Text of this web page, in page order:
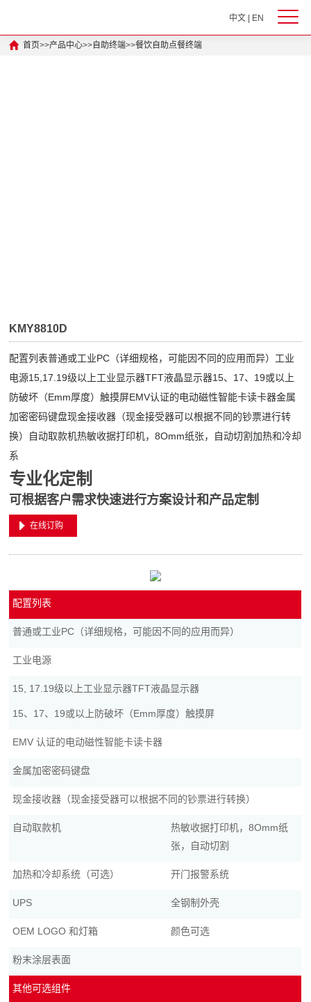
中文| EN
首页>>产品中心>>自助终端>>餐饮自助点餐终端
KMY8810D
配置列表普通或工业PC（详细规格，可能因不同的应用而异）工业
电源15,17.19级以上工业显示器TFT液晶显示器15、17、19或以上
防破坏（Emm厚度）触摸屏EMV认证的电动磁性智能卡读卡器金属
加密密码键盘现金接收器（现金接受器可以根据不同的钞票进行转
换）自动取款机热敏收据打印机，8Omm纸张，自动切割加热和冷却
系
专业化定制
可根据客户需求快速进行方案设计和产品定制
在线订购
配置列表
普通或工业PC（详细规格，可能因不同的应用而异）
工业电源
15, 17.19级以上工业显示器TFT液晶显示器
15、17、19或以上防破坏（Emm厚度）触摸屏
EMV 认证的电动磁性智能卡读卡器
金属加密密码键盘
现金接收器（现金接受器可以根据不同的钞票进行转换）
自动取款机
热敏收据打印机，8Omm纸
张，自动切割
加热和冷却系统（可选） 开门报警系统
UPS 全钢制外壳
OEM LOGO 和灯箱 颜色可选
粉末涂层表面
其他可选组件